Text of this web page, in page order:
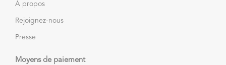
À propos
Rejoignez-nous
Presse
Moyens de paiement